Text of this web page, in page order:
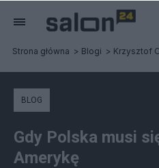
Strona główna Blogi Krzysztof
BLOG
Gdy Polska musi
Amerykę